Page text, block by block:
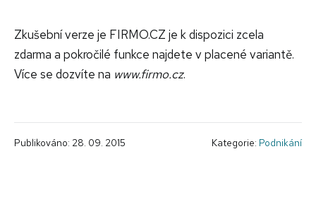
Zkušební verze je FIRMO.CZ je k dispozici zcela
zdarma a pokročilé funkce najdete v placené variantě.
Více se dozvíte na www.firmo.cz.
Publikováno: 28. 09. 2015 Kategorie: Podnikání